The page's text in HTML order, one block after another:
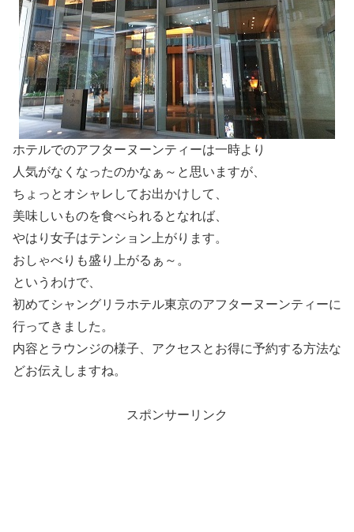
ホテルでのアフターヌーンティーは一時より
人気がなくなったのかなぁ～と思いますが、
ちょっとオシャレしてお出かけして、
美味しいものを食べられるとなれば、
やはり女子はテンション上がります。
おしゃべりも盛り上がるぁ～。
というわけで、
初めてシャングリラホテル東京のアフターヌーンティーに
行ってきました。
内容とラウンジの様子、アクセスとお得に予約する方法な
どお伝えしますね。
スポンサーリンク